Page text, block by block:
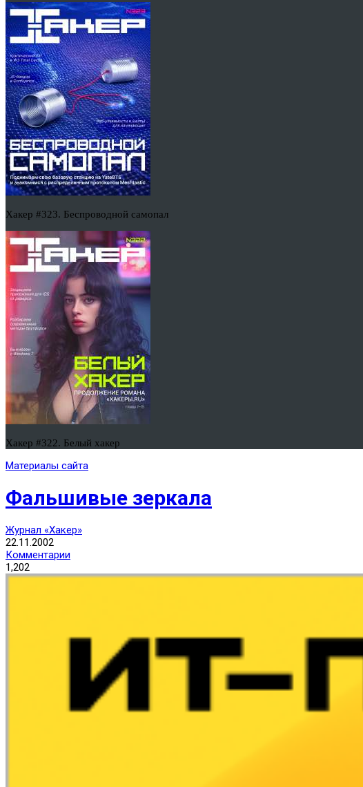
Хакер #323. Беспроводной самопал
Хакер #322. Белый хакер
Материалы сайта
Фальшивые зеркала
Журнал «Хакер»
22.11.2002
Комментарии
1,202